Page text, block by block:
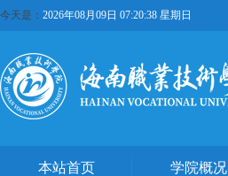
今天是： 2026年08月09日 07:20:38 星期日
本站首页 学院概况